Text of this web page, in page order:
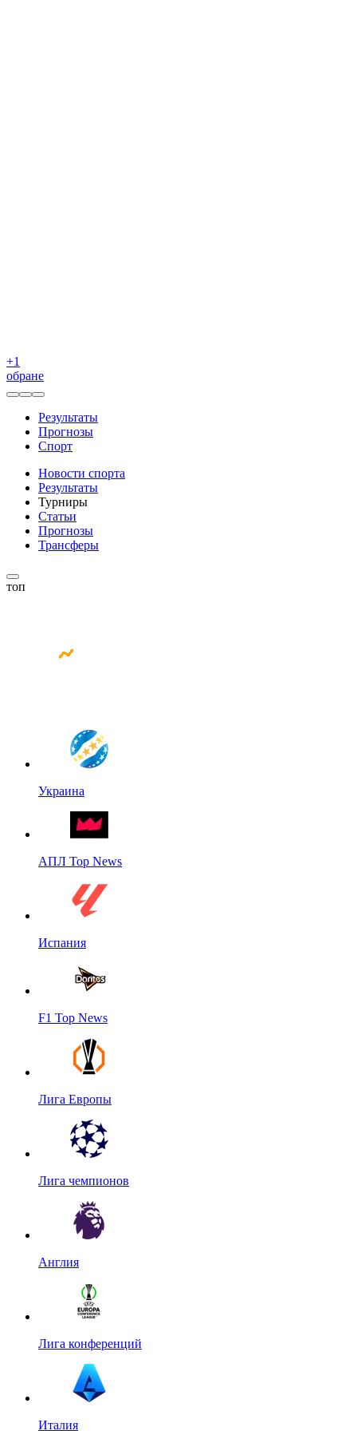
+1
обране
Результаты
Прогнозы
Спорт
Новости спорта
Результаты
Турниры
Статьи
Прогнозы
Трансферы
топ
Украина
АПЛ Top News
Испания
F1 Top News
Лига Европы
Лига чемпионов
Англия
Лига конференций
Италия